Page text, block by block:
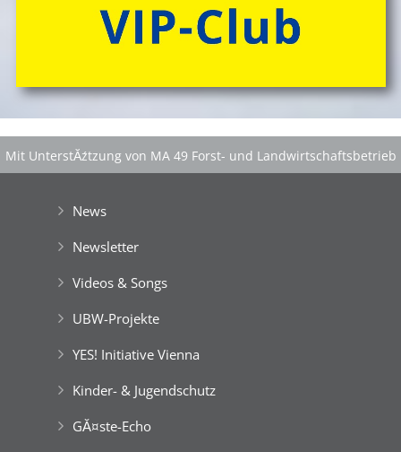
Mit UnterstĂźtzung von MA 49 Forst- und Landwirtschaftsbetrieb
News
Newsletter
Videos & Songs
UBW-Projekte
YES! Initiative Vienna
Kinder- & Jugendschutz
GĂ¤ste-Echo